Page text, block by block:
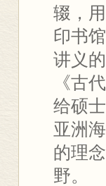
辍，
印书
讲义
《古
给硕
亚洲
的理
野。